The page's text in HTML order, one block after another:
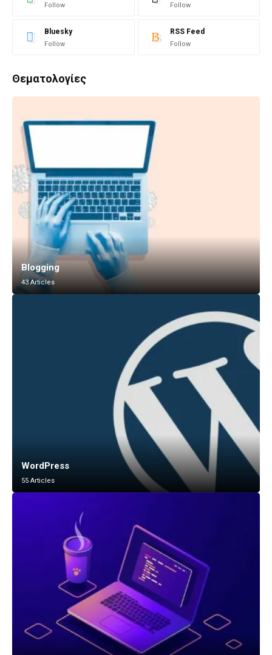
Follow Follow
Bluesky
Follow
RSS Feed
Follow
Θεματολογίες
Blogging
43 Articles
WordPress
55 Articles